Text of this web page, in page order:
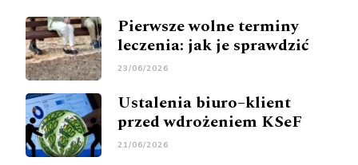
Pierwsze wolne terminy
leczenia: jak je sprawdzić
23/06/2026
Ustalenia biuro–klient
przed wdrożeniem KSeF
21/06/2026